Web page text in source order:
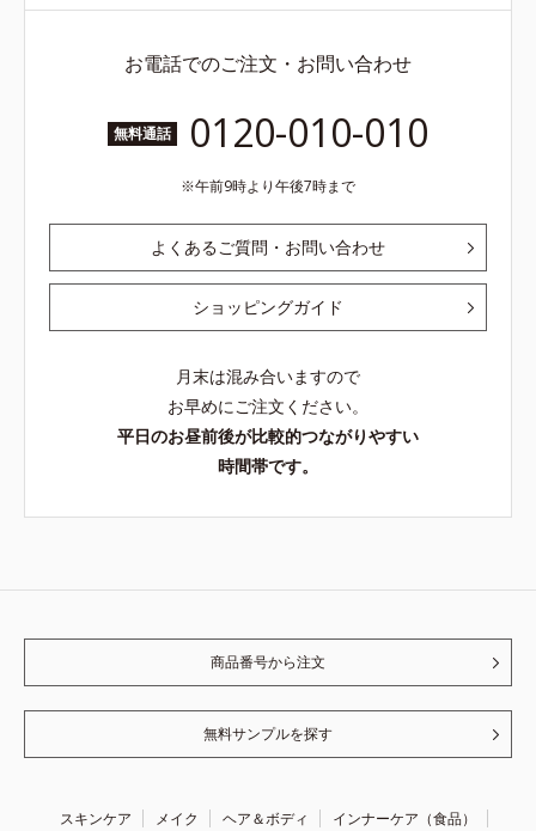
お電話でのご注文・お問い合わせ
無料通話 0120-010-010
午前9時より午後7時まで
よくあるご質問・お問い合わせ
ショッピングガイド
月末は混み合いますので
お早めにご注文ください。
平日のお昼前後が比較的つながりやすい
時間帯です。
商品番号から注文
無料サンプルを探す
スキンケア メイク ヘア＆ボディ
インナーケア（食品）